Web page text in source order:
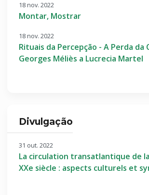
18 nov. 2022
Montar, Mostrar
18 nov. 2022
Rituais da Percepção - A Perda da
Georges Méliès a Lucrecia Martel
Divulgação
31 out. 2022
La circulation transatlantique de
XXe siècle : aspects culturels et